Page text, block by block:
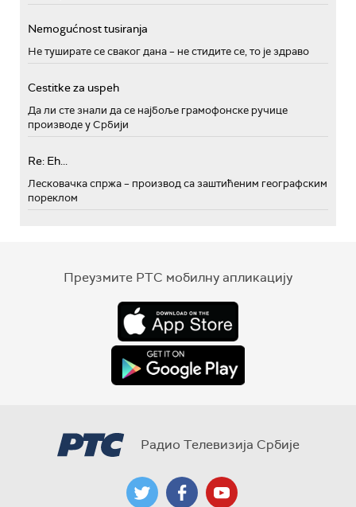
Nemogućnost tusiranja
Не туширате се сваког дана – не стидите се, то је здраво
Cestitke za uspeh
Да ли сте знали да се најбоље грамофонске ручице
производе у Србији
Re: Eh...
Лесковачка спржа – производ са заштићеним географским
пореклом
Преузмите РТС мобилну апликацију
Радио Телевизија Србије